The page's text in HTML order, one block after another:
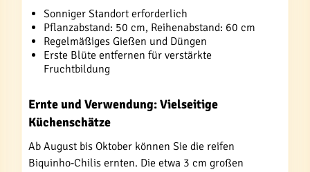
Sonniger Standort erforderlich
Pflanzabstand: 50 cm, Reihenabstand: 60 cm
Regelmäßiges Gießen und Düngen
Erste Blüte entfernen für verstärkte
Fruchtbildung
Ernte und Verwendung: Vielseitige
Küchenschätze
Ab August bis Oktober können Sie die reifen
Biquinho-Chilis ernten. Die etwa 3 cm großen